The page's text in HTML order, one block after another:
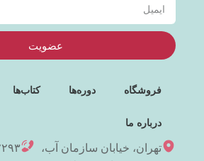
عضویت
فروشگاه دوره‌ها کتاب‌ها
درباره ما
تهران، خیابان سازمان آب،